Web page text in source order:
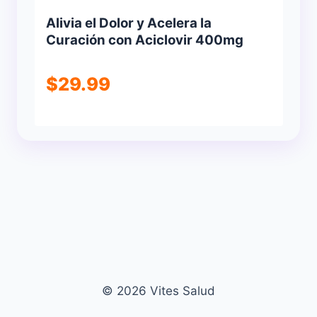
Alivia el Dolor y Acelera la
Curación con Aciclovir 400mg
$29.99
© 2026 Vites Salud